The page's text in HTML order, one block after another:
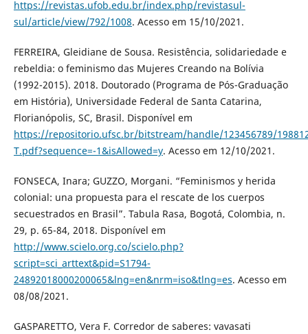
https://revistas.ufob.edu.br/index.php/revistasul-
sul/article/view/792/1008. Acesso em 15/10/2021.
FERREIRA, Gleidiane de Sousa. Resistência, solidariedade e
rebeldia: o feminismo das Mujeres Creando na Bolívia
(1992-2015). 2018. Doutorado (Programa de Pós-Graduação
em História), Universidade Federal de Santa Catarina,
Florianópolis, SC, Brasil. Disponível em
https://repositorio.ufsc.br/bitstream/handle/123456789/
T.pdf?sequence=-1&isAllowed=y. Acesso em 12/10/2021.
FONSECA, Inara; GUZZO, Morgani. “Feminismos y herida
colonial: una propuesta para el rescate de los cuerpos
secuestrados en Brasil”. Tabula Rasa, Bogotá, Colombia, n.
29, p. 65-84, 2018. Disponível em
http://www.scielo.org.co/scielo.php?
script=sci_arttext&pid=S1794-
24892018000200065&lng=en&nrm=iso&tlng=es. Acesso em
08/08/2021.
GASPARETTO, Vera F. Corredor de saberes: vavasati